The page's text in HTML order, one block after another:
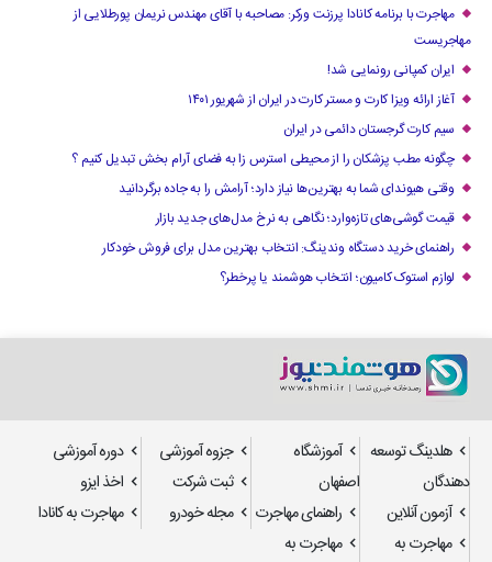
مهاجرت با برنامه کانادا پرزنت ورکر: مصاحبه با آقای مهندس نریمان پورطلایی از
مهاجریست
ایران کمپانی رونمایی شد!
آغاز ارائه ویزا کارت و مستر کارت در ایران از شهریور ۱۴۰۱
سیم کارت گرجستان دائمی در ایران
چگونه مطب پزشکان را از محیطی استرس زا به فضای آرام بخش تبدیل کنیم ؟
وقتی هیوندای شما به بهترین‌ها نیاز دارد؛ آرامش را به جاده برگردانید
قیمت گوشی‌های تازه‌وارد؛ نگاهی به نرخ مدل‌های جدید بازار
راهنمای خرید دستگاه وندینگ: انتخاب بهترین مدل برای فروش خودکار
لوازم استوک کامیون؛ انتخاب هوشمند یا پرخطر؟
هلدینگ توسعه
دهندگان
آموزشگاه
اصفهان
جزوه آموزشی
دوره آموزشی
ثبت شرکت
اخذ ایزو
آزمون آنلاین
راهنمای مهاجرت مجله خودرو
مهاجرت به کانادا
مهاجرت به
مهاجرت به